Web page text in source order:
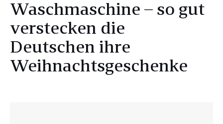
Waschmaschine – so gut
verstecken die
Deutschen ihre
Weihnachtsgeschenke